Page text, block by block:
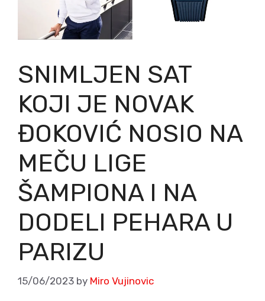
SNIMLJEN SAT
KOJI JE NOVAK
ĐOKOVIĆ NOSIO NA
MEČU LIGE
ŠAMPIONA I NA
DODELI PEHARA U
PARIZU
15/06/2023 by Miro Vujinovic